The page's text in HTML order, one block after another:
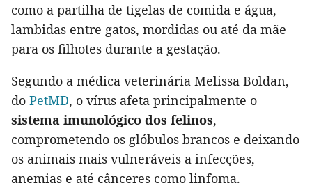
como a partilha de tigelas de comida e água,
lambidas entre gatos, mordidas ou até da mãe
para os filhotes durante a gestação.
Segundo a médica veterinária Melissa Boldan,
do PetMD, o vírus afeta principalmente o
sistema imunológico dos felinos,
comprometendo os glóbulos brancos e deixando
os animais mais vulneráveis a infecções,
anemias e até cânceres como linfoma.